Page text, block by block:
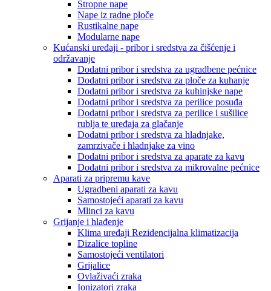
Stropne nape
Nape iz radne ploče
Rustikalne nape
Modularne nape
Kućanski uređaji - pribor i sredstva za čišćenje i
održavanje
Dodatni pribor i sredstva za ugradbene pećnice
Dodatni pribor i sredstva za ploče za kuhanje
Dodatni pribor i sredstva za kuhinjske nape
Dodatni pribor i sredstva za perilice posuđa
Dodatni pribor i sredstva za perilice i sušilice
rublja te uređaja za glačanje
Dodatni pribor i sredstva za hladnjake,
zamrzivače i hladnjake za vino
Dodatni pribor i sredstva za aparate za kavu
Dodatni pribor i sredstva za mikrovalne pećnice
Aparati za pripremu kave
Ugradbeni aparati za kavu
Samostojeći aparati za kavu
Mlinci za kavu
Grijanje i hlađenje
Klima uređaji Rezidencijalna klimatizacija
Dizalice topline
Samostojeći ventilatori
Grijalice
Ovlaživaći zraka
Ionizatori zraka